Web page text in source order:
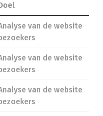
van de website
van de website
van de website